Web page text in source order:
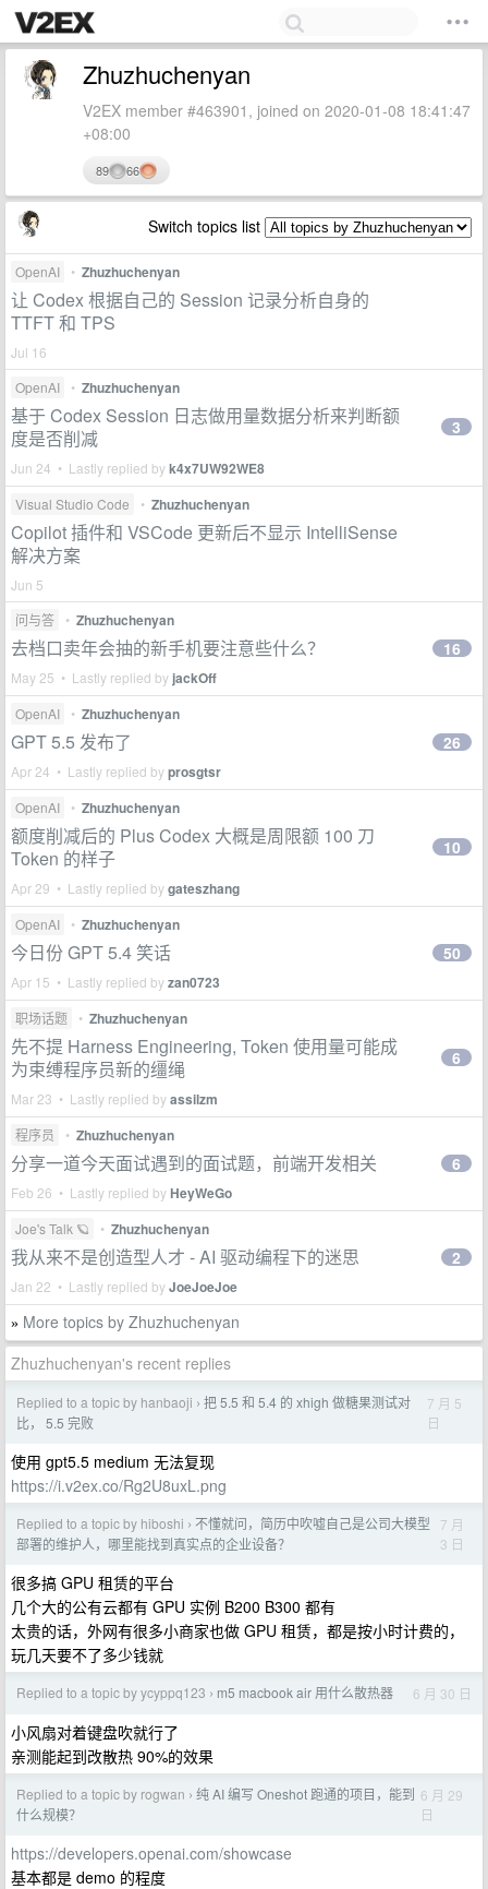
Zhuzhuchenyan
V2EX member #463901, joined on 2020-01-08 18:41:47
+08:00
89 66
Switch topics list
OpenAI • Zhuzhuchenyan
让 Codex 根据自己的 Session 记录分析自身的
TTFT 和 TPS
Jul 16
OpenAI
• Zhuzhuchenyan
基于 Codex Session 日志做用量数据分析来判断额
度是否削减
Jun 24 • Lastly replied byk4x7UW92WE8
3
Visual Studio Code • Zhuzhuchenyan
Copilot 插件和 VSCode 更新后不显示 IntelliSense
解决方案
Jun 5
问与答
• Zhuzhuchenyan
去档口卖年会抽的新手机要注意些什么？
May 25 • Lastly replied by jackOff
16
OpenAI • Zhuzhuchenyan
GPT 5.5 发布了
Apr 24 • Lastly replied byprosgtsr
26
OpenAI • Zhuzhuchenyan
额度削减后的 Plus Codex 大概是周限额 100 刀
Token 的样子
Apr 29 • Lastly replied bygateszhang
10
OpenAI • Zhuzhuchenyan
今日份 GPT 5.4 笑话
Apr 15 • Lastly replied byzan0723
50
职场话题 • Zhuzhuchenyan
先不提 Harness Engineering, Token 使用量可能成
为束缚程序员新的缰绳
Mar 23 • Lastly replied byassilzm
6
程序员 • Zhuzhuchenyan
分享一道今天面试遇到的面试题，前端开发相关
Feb 26 • Lastly replied byHeyWeGo
6
Joe's Talk 🪐 • Zhuzhuchenyan
我从来不是创造型人才 - AI 驱动编程下的迷思
Jan 22 • Lastly replied byJoeJoeJoe
2
» More topics by Zhuzhuchenyan
Zhuzhuchenyan's recent replies
Replied to a topic by hanbaoji › 把 5.5 和 5.4 的 xhigh 做糖果测试对
比， 5.5 完败
7 月 5
日
使用 gpt5.5 medium 无法复现
https://i.v2ex.co/Rg2U8uxL.png
Replied to a topic by hiboshi › 不懂就问，简历中吹嘘自己是公司大模型
部署的维护人，哪里能找到真实点的企业设备？
7 月
3 日
很多搞 GPU 租赁的平台
几个大的公有云都有 GPU 实例 B200 B300 都有
太贵的话，外网有很多小商家也做 GPU 租赁，都是按小时计费的，
玩几天要不了多少钱就
Replied to a topic by ycyppq123 › m5 macbook air 用什么散热器 6 月 30 日
小风扇对着键盘吹就行了
亲测能起到改散热 90%的效果
Replied to a topic by rogwan › 纯 AI 编写 Oneshot 跑通的项目，能到
什么规模？
6 月 29
日
https://developers.openai.com/showcase
基本都是 demo 的程度